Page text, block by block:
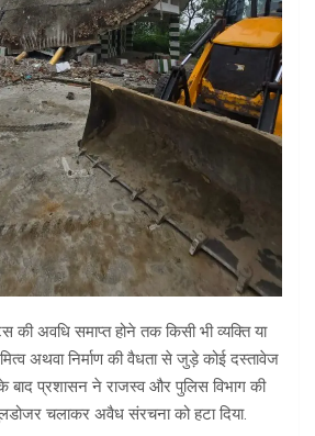
अवधि समाप्त होने तक किसी भी व्यक्ति या
अथवा निर्माण की वैधता से जुड़े कोई दस्तावेज
बाद प्रशासन ने राजस्व और पुलिस विभाग की
चलाकर अवैध संरचना को हटा दिया.